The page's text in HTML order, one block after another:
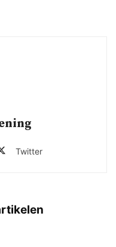
Twitter